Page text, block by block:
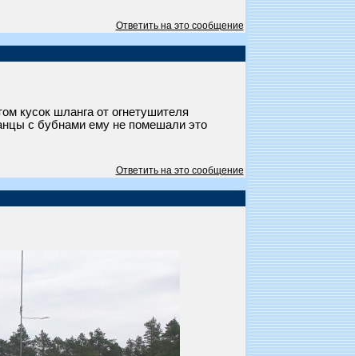
Ответить на это сообщение
кусок шланга от огнетушителя
с бубнами ему не помешали это
Ответить на это сообщение